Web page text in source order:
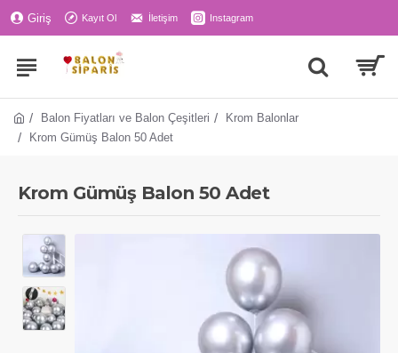
Giriş Kayıt Ol İletişim Instagram
Balon Fiyatları ve Balon Çeşitleri
Krom Balonlar
Krom Gümüş Balon 50 Adet
Krom Gümüş Balon 50 Adet